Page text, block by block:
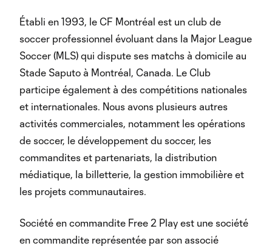
Établi en 1993, le CF Montréal est un club de
soccer professionnel évoluant dans la Major League
Soccer (MLS) qui dispute ses matchs à domicile au
Stade Saputo à Montréal, Canada. Le Club
participe également à des compétitions nationales
et internationales. Nous avons plusieurs autres
activités commerciales, notamment les opérations
de soccer, le développement du soccer, les
commandites et partenariats, la distribution
médiatique, la billetterie, la gestion immobilière et
les projets communautaires.
Société en commandite Free 2 Play est une société
en commandite représentée par son associé